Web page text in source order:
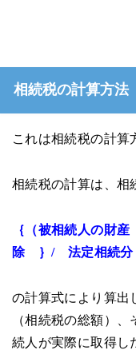
相続税の計算方法
これは相続税の計算
相続税の計算は、相
｛（被相続人の財
除 ｝/ 法定相続
の計算式により算出
（相続税の総額）
続人が実際に取得し